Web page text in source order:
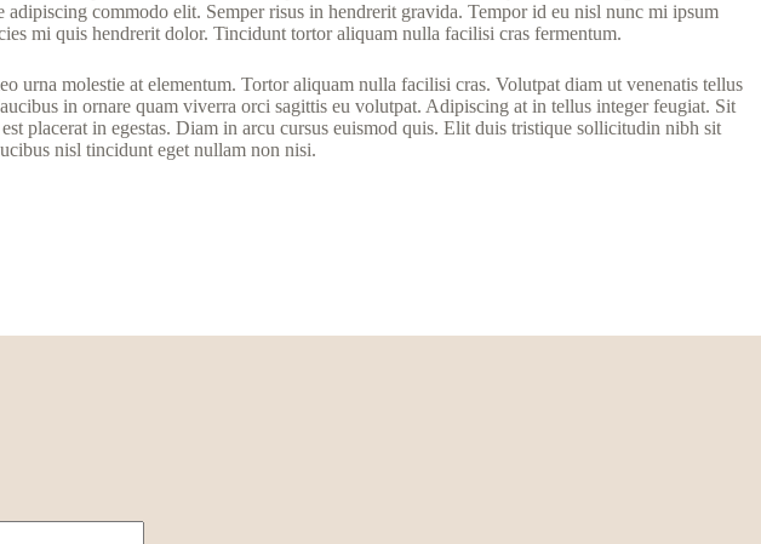
adipiscing commodo elit. Semper risus in hendrerit gravida. Tempor id eu nisl nunc mi ipsum
mi quis hendrerit dolor. Tincidunt tortor aliquam nulla facilisi cras fermentum.
urna molestie at elementum. Tortor aliquam nulla facilisi cras. Volutpat diam ut venenatis tellus
in ornare quam viverra orci sagittis eu volutpat. Adipiscing at in tellus integer feugiat. Sit
placerat in egestas. Diam in arcu cursus euismod quis. Elit duis tristique sollicitudin nibh sit
nisl tincidunt eget nullam non nisi.